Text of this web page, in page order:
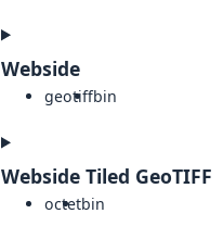
Webside
geotiffbin
Webside Tiled GeoTIFF
octetbin